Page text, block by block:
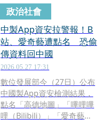
聯名預購。
政治社會
中製App資安拉警報！B
站、愛奇藝遭點名 恐偷
傳資料回中國
2026.05.27 17:31
數位發展部今（27日）公布
中國製App資安檢測結果，
點名「高德地圖」「嗶哩嗶
哩（Bilibili）」「愛奇藝